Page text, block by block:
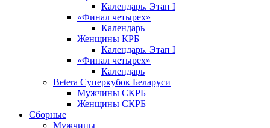
Календарь. Этап I
«Финал четырех»
Календарь
Женщины КРБ
Календарь. Этап I
«Финал четырех»
Календарь
Betera Суперкубок Беларуси
Мужчины СКРБ
Женщины СКРБ
Сборные
Мужчины